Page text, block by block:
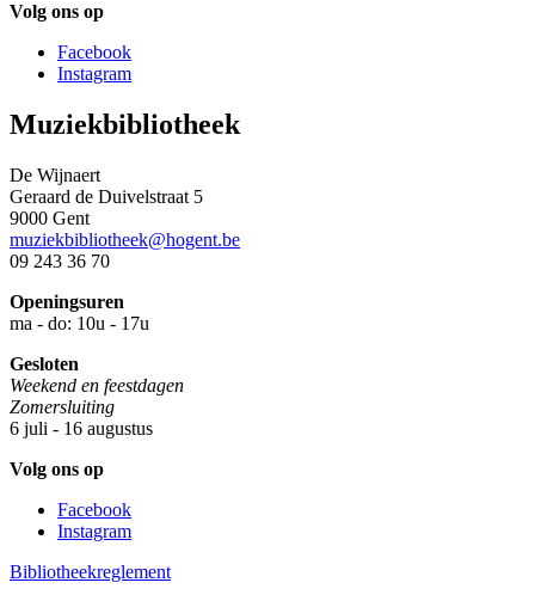
Volg ons op
Facebook
Instagram
Muziekbibliotheek
De Wijnaert
Geraard de Duivelstraat 5
9000 Gent
muziekbibliotheek@hogent.be
09 243 36 70
Openingsuren
ma - do: 10u - 17u
Gesloten
Weekend en feestdagen
Zomersluiting
6 juli - 16 augustus
Volg ons op
Facebook
Instagram
Bibliotheekreglement